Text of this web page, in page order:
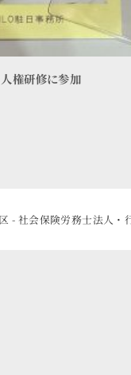
権研修に参加
- 社会保険労務士法人・